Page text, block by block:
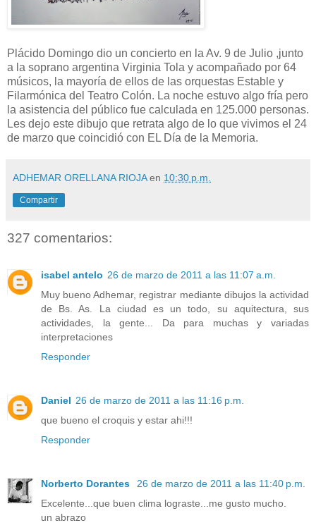
Plácido Domingo dio un concierto en la Av. 9 de Julio ,junto
a la soprano argentina Virginia Tola y acompañado por 64
músicos, la mayoría de ellos de las orquestas Estable y
Filarmónica del Teatro Colón. La noche estuvo algo fría pero
la asistencia del público fue calculada en 125.000 personas.
Les dejo este dibujo que retrata algo de lo que vivimos el 24
de marzo que coincidió con EL Día de la Memoria.
ADHEMAR ORELLANA RIOJA en 10:30 p.m.
Compartir
327 comentarios:
isabel antelo 26 de marzo de 2011 a las 11:07 a.m.
Muy bueno Adhemar, registrar mediante dibujos la actividad
de Bs. As. La ciudad es un todo, su aquitectura, sus
actividades, la gente... Da para muchas y variadas
interpretaciones
Responder
Daniel 26 de marzo de 2011 a las 11:16 p.m.
que bueno el croquis y estar ahi!!!
Responder
Norberto Dorantes
26 de marzo de 2011 a las 11:40 p.m.
Excelente...que buen clima lograste...me gusto mucho.
un abrazo